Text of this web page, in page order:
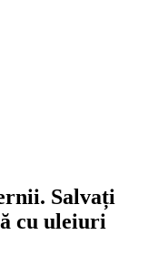
Salvați
cu uleiuri